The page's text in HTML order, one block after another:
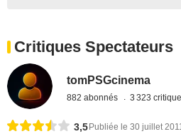
Critiques Spectateurs
tomPSGcinema
882 abonnés 3 323
3,5 Publiée le 30 juillet